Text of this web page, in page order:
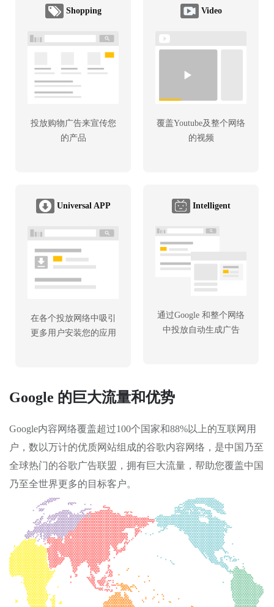
Shopping
投放购物广告来宣传您
的产品
Video
覆盖Youtube及整个网络
的视频
Universal APP
在各个投放网络中吸引
更多用户安装您的应用
Intelligent
通过Google 和整个网络
中投放自动生成广告
Google 的巨大流量和优势
Google内容网络覆盖超过100个国家和88%以上的互联网用
户，数以万计的优质网站组成的谷歌内容网络，是中国乃至
全球热门的谷歌广告联盟，拥有巨大流量，帮助您覆盖中国
乃至全世界更多的目标客户。